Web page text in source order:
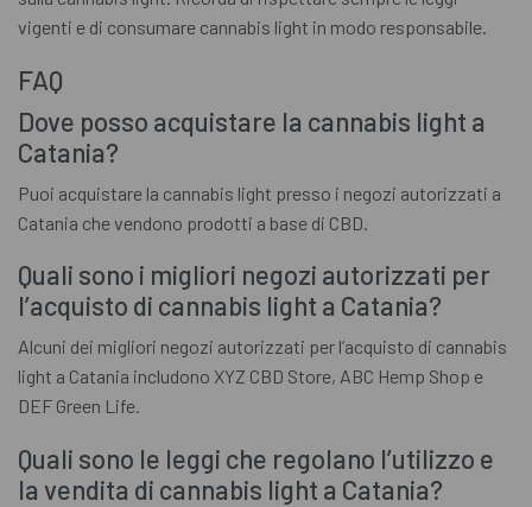
vigenti e di consumare cannabis light in modo responsabile.
FAQ
Dove posso acquistare la cannabis light a
Catania?
Puoi acquistare la cannabis light presso i negozi autorizzati a
Catania che vendono prodotti a base di CBD.
Quali sono i migliori negozi autorizzati per
l’acquisto di cannabis light a Catania?
Alcuni dei migliori negozi autorizzati per l’acquisto di cannabis
light a Catania includono XYZ CBD Store, ABC Hemp Shop e
DEF Green Life.
Quali sono le leggi che regolano l’utilizzo e
la vendita di cannabis light a Catania?